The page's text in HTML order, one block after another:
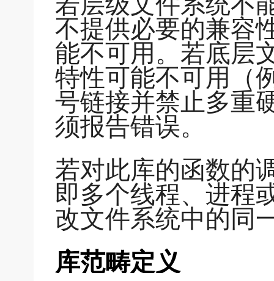
不提供必要的兼容
能不可用。若底层
特性可能不可用（
号链接并禁止多重
须报告错误。
若对此库的函数的
即多个线程、进程
改文件系统中的同
库范畴定义